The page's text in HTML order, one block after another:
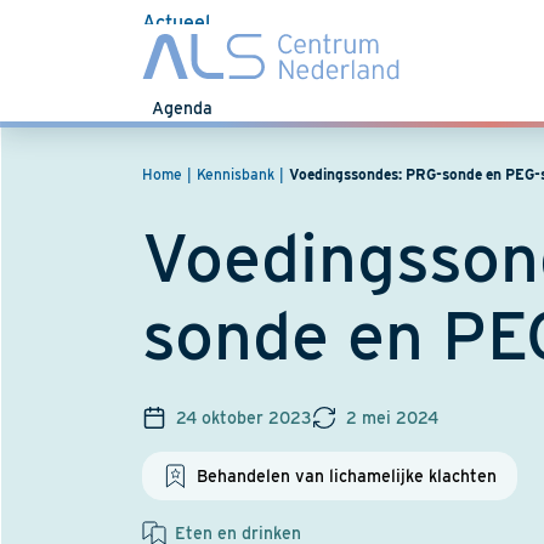
Actueel
Nieuws
Agenda
Home Kennisbank Voedingssondes: PRG-sonde en PEG-
sonde en
24 oktober 2023 2 mei 2024
Behandelen van lichamelijke klachten
Eten en drinken